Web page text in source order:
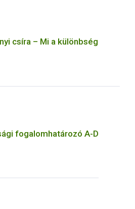
csíra – Mi a különbség
fogalomhatározó A-D